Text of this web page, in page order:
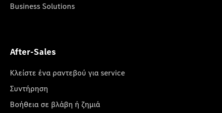
Business Solutions
After-Sales
Κλείστε ένα ραντεβού για service
Συντήρηση
Βοήθεια σε βλάβη ή ζημιά